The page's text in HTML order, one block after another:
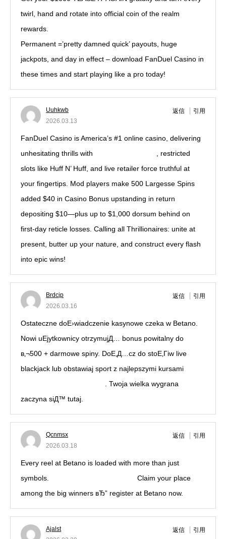
twirl, hand and rotate into official coin of the realm
rewards.
Permanent =’pretty damned quick’ payouts, huge
jackpots, and day in effect – download FanDuel Casino in
these times and start playing like a pro today!
Uuhkwb
2026.03.13
返信 引用
FanDuel Casino is America’s #1 online casino, delivering
unhesitating thrills with
, restricted
slots like Huff N’ Huff, and live retailer force truthful at
your fingertips. Mod players make 500 Largesse Spins
added $40 in Casino Bonus upstanding in return
depositing $10—plus up to $1,000 dorsum behind on
first-day reticle losses. Calling all Thrillionaires: unite at
present, butter up your nature, and construct every flash
into epic wins!
Brdcjp
2026.03.16
返信 引用
Ostateczne doЕ›wiadczenie kasynowe czeka w Betano.
Nowi uЕјytkownicy otrzymujД… bonus powitalny do
в‚¬500 + darmowe spiny. DoЕ‚Д…cz do stoЕ‚Гіw live
blackjack lub obstawiaj sport z najlepszymi kursami
. Twoja wielka wygrana
zaczyna siД™ tutaj.
Qcnmsx
2026.03.18
返信 引用
Every reel at Betano is loaded with more than just
symbols.
Claim your place
among the big winners вЂ” register at Betano now.
Ajalst
返信 引用